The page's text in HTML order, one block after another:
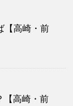
【高崎・前
【高崎・前